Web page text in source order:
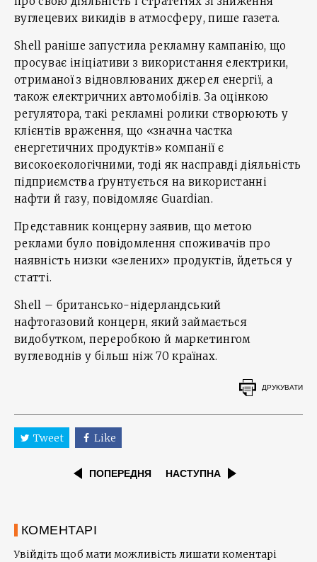
вуглецевих викидів в атмосферу, пише газета.
Shell раніше запустила рекламну кампанію, що
просуває ініціативи з використання електрики,
отриманої з відновлюваних джерел енергії, а
також електричних автомобілів. За оцінкою
регулятора, такі рекламні ролики створюють у
клієнтів враження, що «значна частка
енергетичних продуктів» компанії є
високоекологічними, тоді як насправді діяльність
підприємства ґрунтується на використанні
нафти й газу, повідомляє Guardian.
Представник концерну заявив, що метою
реклами було повідомлення споживачів про
наявність низки «зелених» продуктів, йдеться у
статті.
Shell – британсько-нідерландський
нафтогазовий концерн, який займається
видобутком, переробкою й маркетингом
вуглеводнів у більш ніж 70 країнах.
ДРУКУВАТИ
Tweet Like
ПОПЕРЕДНЯ НАСТУПНА
КОМЕНТАРІ
Увійдіть щоб мати можливість лишати коментарі